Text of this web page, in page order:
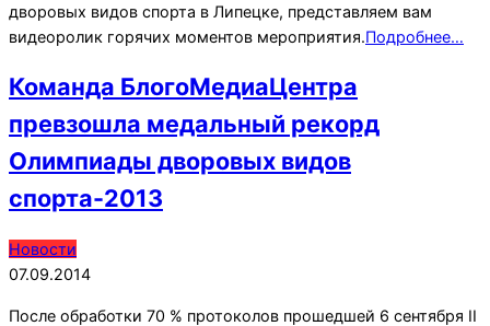
дворовых видов спорта в Липецке, представляем вам
видеоролик горячих моментов мероприятия.Подробнее…
Команда БлогоМедиаЦентра
превзошла медальный рекорд
Олимпиады дворовых видов
спорта-2013
2014-
09-
Новости
07.09.2014
После обработки 70 % протоколов прошедшей 6 сентября II